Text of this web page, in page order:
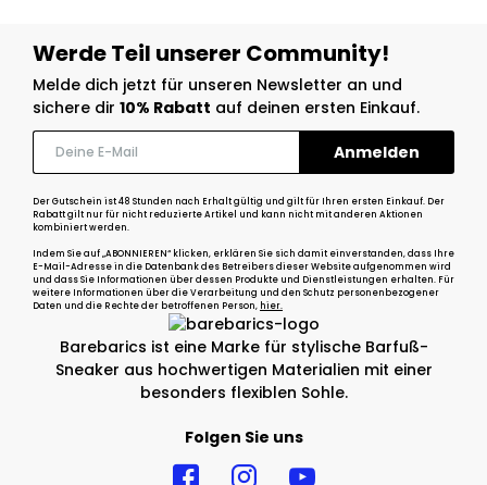
Barebarics ist eine Marke für stylische Barfuß-
Sneaker aus hochwertigen Materialien mit einer
besonders flexiblen Sohle.
Folgen Sie uns
Werde Teil unserer Community!
Melde dich jetzt für unseren Newsletter an und
sichere dir 10% Rabatt auf deinen ersten Einkauf.
Der Gutschein ist 48 Stunden nach Erhalt gültig und gilt für Ihren ersten Einkauf. Der
Rabatt gilt nur für nicht reduzierte Artikel und kann nicht mit anderen Aktionen
kombiniert werden.
Indem Sie auf „ABONNIEREN“ klicken, erklären Sie sich damit einverstanden, dass Ihre
E-Mail-Adresse in die Datenbank des Betreibers dieser Website aufgenommen wird
und dass Sie Informationen über dessen Produkte und Dienstleistungen erhalten. Für
weitere Informationen über die Verarbeitung und den Schutz personenbezogener
Daten und die Rechte der betroffenen Person, hier.